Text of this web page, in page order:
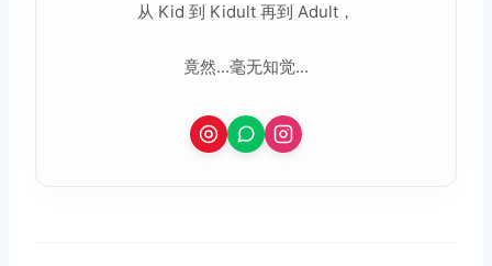
从 Kid 到 Kidult 再到 Adult，
竟然...毫无知觉...